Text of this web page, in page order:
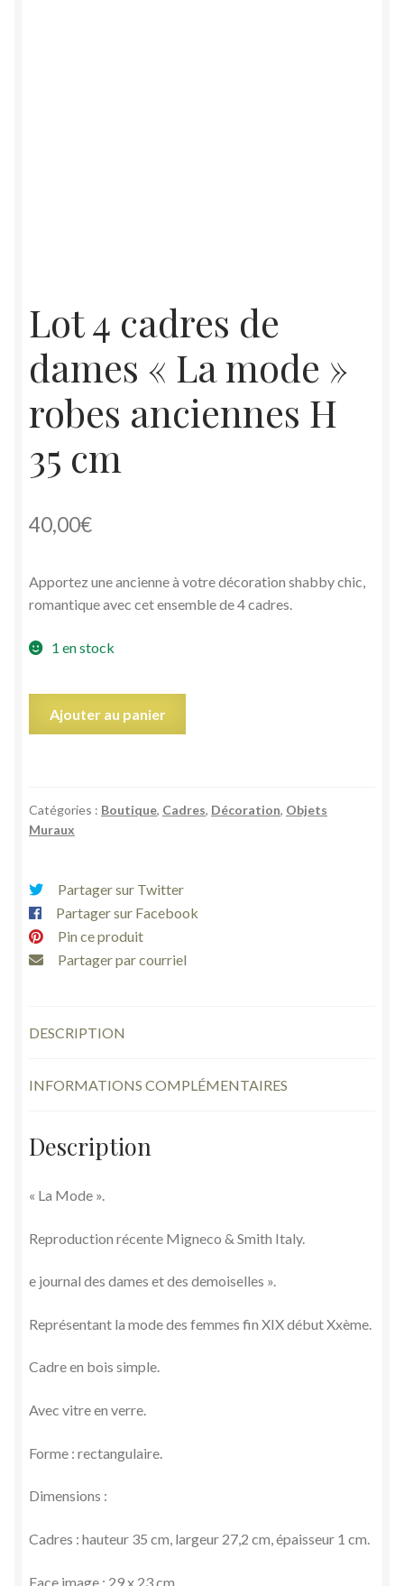
Lot 4 cadres de
dames « La mode »
robes anciennes H
35 cm
40,00€
Apportez une ancienne à votre décoration shabby chic,
romantique avec cet ensemble de 4 cadres.
1 en stock
de
dames
mode »
robes
anciennes
H
Ajouter au panier
Catégories : Boutique, Cadres, Décoration, Objets
Muraux
Partager sur Twitter
Partager sur Facebook
Pin ce produit
Partager par courriel
DESCRIPTION
INFORMATIONS COMPLÉMENTAIRES
Description
« La Mode ».
Reproduction récente Migneco & Smith Italy.
e journal des dames et des demoiselles ».
Représentant la mode des femmes fin XIX début Xxème.
Cadre en bois simple.
Avec vitre en verre.
Forme : rectangulaire.
Dimensions :
Cadres : hauteur 35 cm, largeur 27,2 cm, épaisseur 1 cm.
Face image : 29 x 23 cm.